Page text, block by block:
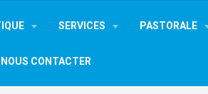
SERVICES PASTORALE
NOUS CONTACTER